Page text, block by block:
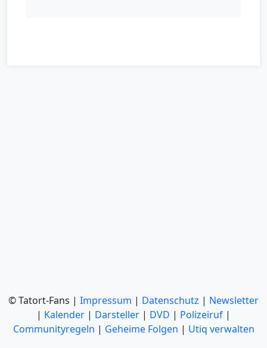
© Tatort-Fans | Impressum | Datenschutz | Newsletter
| Kalender | Darsteller | DVD | Polizeiruf |
Communityregeln | Geheime Folgen | Utiq verwalten